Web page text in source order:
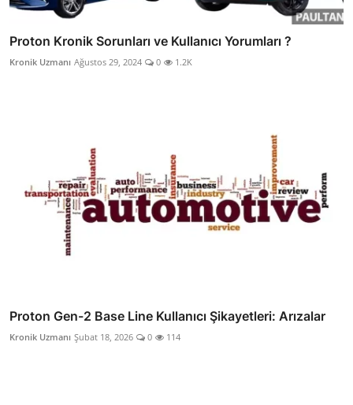
Proton Kronik Sorunları ve Kullanıcı Yorumları ?
Kronik Uzmanı Ağustos 29, 2024 0 1.2K
Proton Gen-2 Base Line Kullanıcı Şikayetleri: Arızalar
Kronik Uzmanı Şubat 18, 2026 0 114